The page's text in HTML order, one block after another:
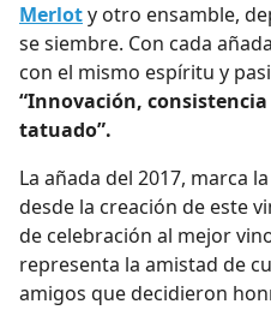
Merloty otro ensamble,
se siembre. Con cada
con el mismo espíritu y
“Innovación,
tatuado”.
La añada del 2017, marca
desde la creación de este
de celebración al mejor
representa la amistad de
amigos que decidieron